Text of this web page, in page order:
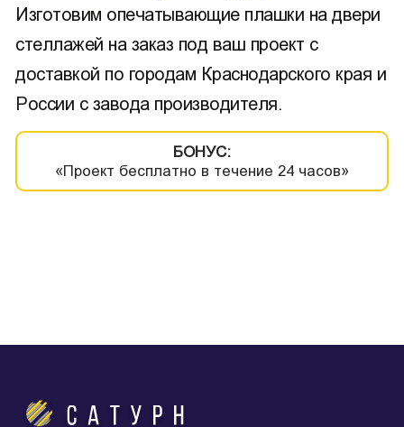
Изготовим опечатывающие плашки на двери
стеллажей на заказ под ваш проект с
доставкой по городам Краснодарского края и
России с завода производителя.
БОНУС:
«Проект бесплатно в течение 24 часов»